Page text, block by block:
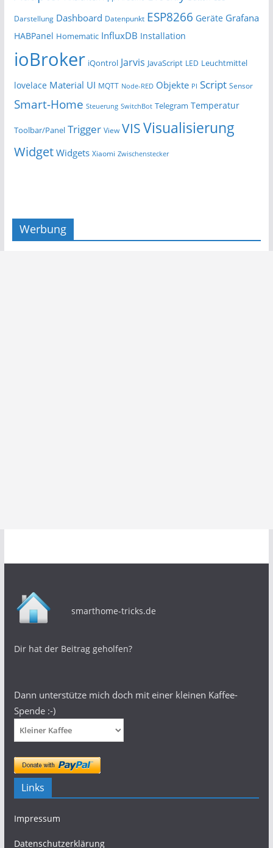
Darstellung Dashboard Datenpunkt ESP8266 Geräte Grafana
HABPanel Homematic InfluxDB Installation
ioBroker iQontrol Jarvis JavaScript LED Leuchtmittel
lovelace Material UI MQTT Node-RED Objekte PI Script Sensor
Smart-Home Steuerung SwitchBot Telegram Temperatur
Toolbar/Panel Trigger View VISVisualisierung
Widget Widgets Xiaomi Zwischenstecker
Werbung
smarthome-tricks.de
Dir hat der Beitrag geholfen?
Dann unterstütze mich doch mit einer kleinen Kaffee-
Spende :-)
Links
Impressum
Datenschutzerklärung